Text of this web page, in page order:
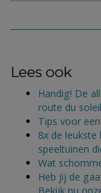
Lees ook
Handig! De
route du
Tips voor
8x de leukste
speeltuinen
Wat
Heb jij de